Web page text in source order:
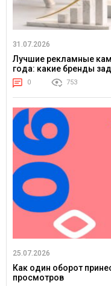
31.07.2026
Лучшие рекламные
года: какие бренды
0 753
25.07.2026
Как один оборот
просмотров